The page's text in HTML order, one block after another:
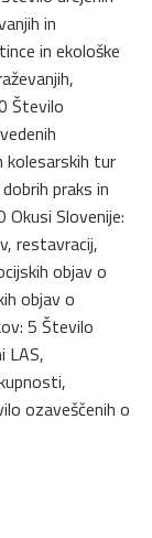
in
in ekološke
Število
kolesarskih tur
praks in
Okusi Slovenije:
restavracij,
objav o
objav o
5 Število
LAS,
ozaveščenih o